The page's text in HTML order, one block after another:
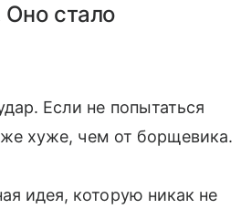
Оно стало
Если не попытаться
хуже, чем от борщевика.
идея, которую никак не